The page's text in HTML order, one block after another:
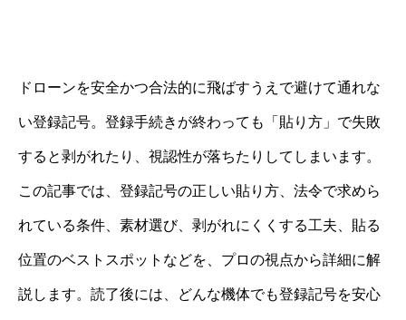
ドローンを安全かつ合法的に飛ばすうえで避けて通れな
い登録記号。登録手続きが終わっても「貼り方」で失敗
すると剥がれたり、視認性が落ちたりしてしまいます。
この記事では、登録記号の正しい貼り方、法令で求めら
れている条件、素材選び、剥がれにくくする工夫、貼る
位置のベストスポットなどを、プロの視点から詳細に解
説します。読了後には、どんな機体でも登録記号を安心